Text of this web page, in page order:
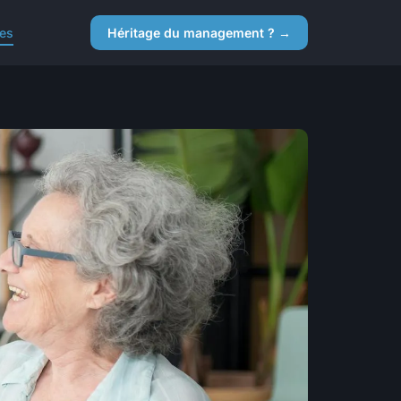
Héritage du management ? →